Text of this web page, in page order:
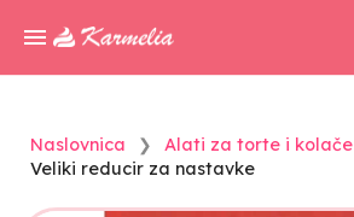
Naslovnica
Alati za torte i kolače
Veliki reducir za nastavke